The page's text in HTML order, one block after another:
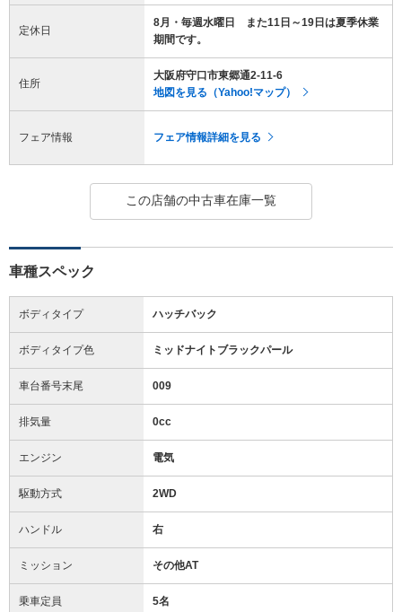
定休日
8月・毎週水曜日 また11日～19日は夏季休業
期間です。
住所
大阪府守口市東郷通2-11-6
地図を見る（Yahoo!マップ）
フェア情報 フェア情報詳細を見る
この店舗の中古車在庫一覧
車種スペック
ボディタイプ ハッチバック
ボディタイプ色 ミッドナイトブラックパール
車台番号末尾 009
排気量 0cc
エンジン 電気
駆動方式 2WD
ハンドル 右
ミッション その他AT
乗車定員 5名